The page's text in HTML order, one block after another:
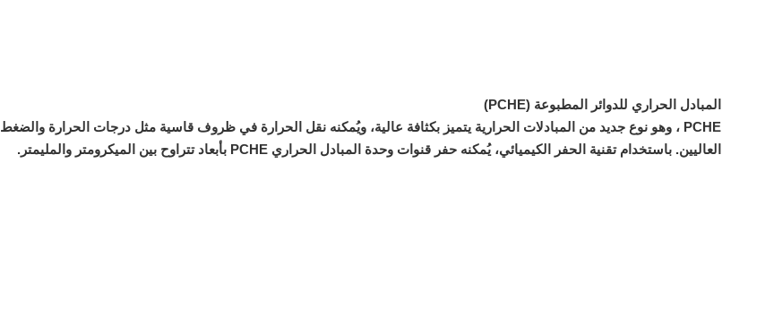
المبادل الحراري للدوائر المطبوعة (PCHE)
PCHE ، وهو نوع جديد من المبادلات الحرارية يتميز بكثافة عالية، ويُمكنه نقل الحرارة في ظروف قاسية مثل درجات الحرارة والضغط
العاليين. باستخدام تقنية الحفر الكيميائي، يُمكنه حفر قنوات وحدة المبادل الحراري PCHE بأبعاد تتراوح بين الميكرومتر والمليمتر.